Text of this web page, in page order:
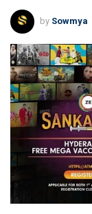
by Sowmya